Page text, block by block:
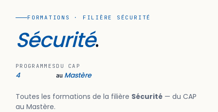
FORMATIONS · FILIÈRE SÉCURITÉ
Sécurité.
PROGRAMMES
4
DU CAP
au Mastère
Toutes les formations de la filière Sécurité — du CAP
au Mastère.